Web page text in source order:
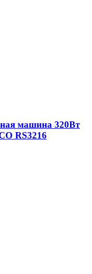
машина 320Вт
RS3216